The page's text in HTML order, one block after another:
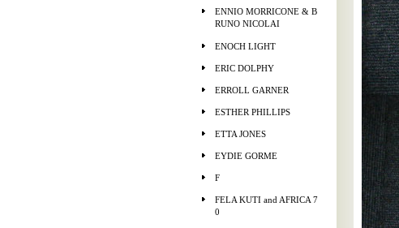
ENNIO MORRICONE & B
RUNO NICOLAI
ENOCH LIGHT
ERIC DOLPHY
ERROLL GARNER
ESTHER PHILLIPS
ETTA JONES
EYDIE GORME
F
FELA KUTI and AFRICA 7
0